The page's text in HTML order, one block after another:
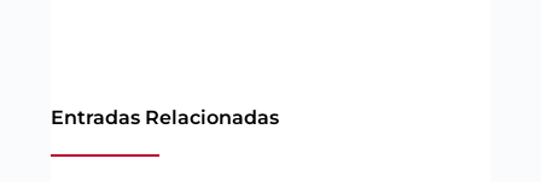
Entradas Relacionadas